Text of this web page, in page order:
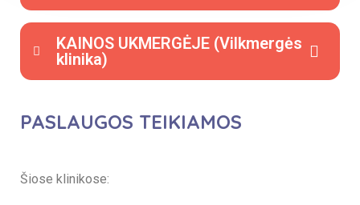
KAINOS UKMERGĖJE (Vilkmergės
klinika)
PASLAUGOS TEIKIAMOS
Šiose klinikose: